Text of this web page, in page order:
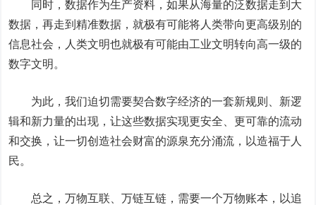
同时，数据作为生产资料，如果从海量的泛数据走到大
数据，再走到精准数据，就极有可能将人类带向更高级别的
信息社会，人类文明也就极有可能由工业文明转向高一级的
数字文明。
为此，我们迫切需要契合数字经济的一套新规则、新逻
辑和新力量的出现，让这些数据实现更安全、更可靠的流动
和交换，让一切创造社会财富的源泉充分涌流，以造福于人
民。
总之，万物互联、万链互链，需要一个万物账本，以追